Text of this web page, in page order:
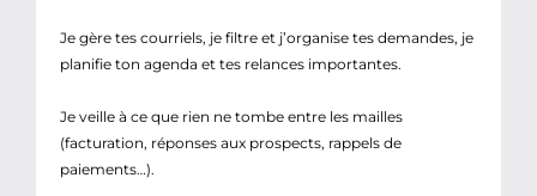
Je gère tes courriels, je filtre et j’organise tes demandes, je
planifie ton agenda et tes relances importantes.
Je veille à ce que rien ne tombe entre les mailles
(facturation, réponses aux prospects, rappels de
paiements…).